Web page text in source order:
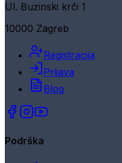
Ul. Buzinski krči 1
10000 Zagreb
Registracija
Prijava
Blog
Podrška